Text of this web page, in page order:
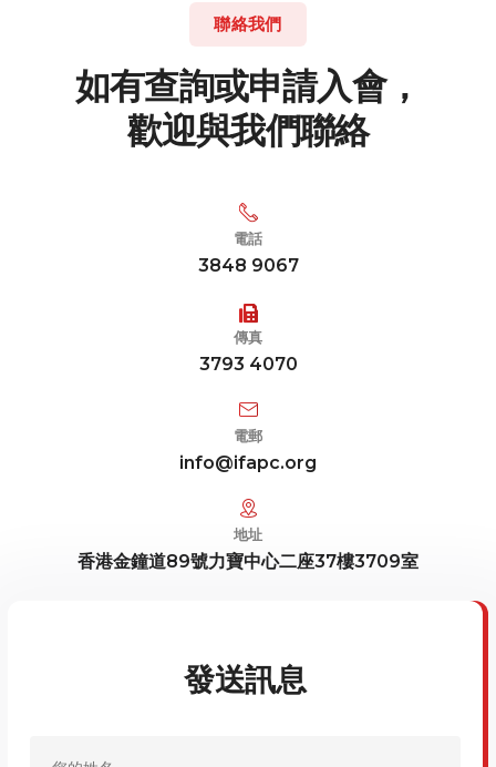
聯絡我們
如有查詢或申請入會，
歡迎與我們聯絡
電話
3848 9067
傳真
3793 4070
電郵
info@ifapc.org
地址
香港金鐘道89號力寶中心二座37樓3709室
發送訊息